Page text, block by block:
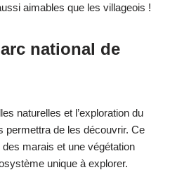
aimables que les villageois !
national de
naturelles et l’exploration du
permettra de les découvrir. Ce
marais et une végétation
unique à explorer.